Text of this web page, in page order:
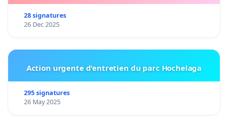
28 signatures
26 Dec 2025
Action urgente d'entretien du parc Hochelaga
295 signatures
26 May 2025